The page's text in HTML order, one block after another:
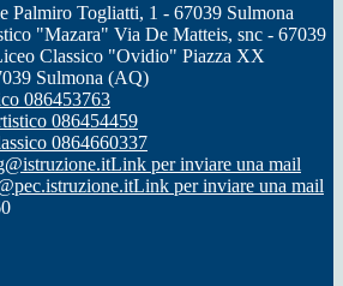
Palmiro Togliatti, 1 - 67039 Sulmona
"Mazara" Via De Matteis, snc - 67039
Classico "Ovidio" Piazza XX
Sulmona (AQ)
086453763
086454459
0864660337
Link per inviare una mail
Link per inviare una mail